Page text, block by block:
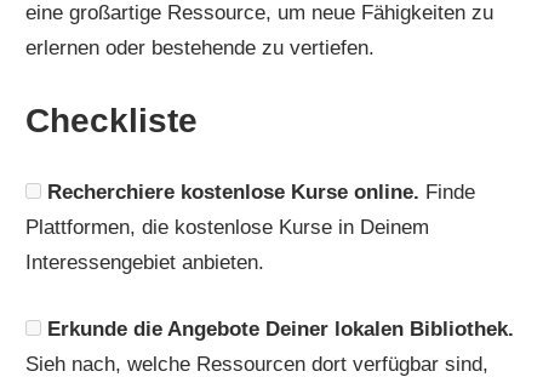
eine großartige Ressource, um neue Fähigkeiten zu
erlernen oder bestehende zu vertiefen.
Checkliste
Recherchiere kostenlose Kurse online. Finde
Plattformen, die kostenlose Kurse in Deinem
Interessengebiet anbieten.
Erkunde die Angebote Deiner lokalen Bibliothek.
Sieh nach, welche Ressourcen dort verfügbar sind,